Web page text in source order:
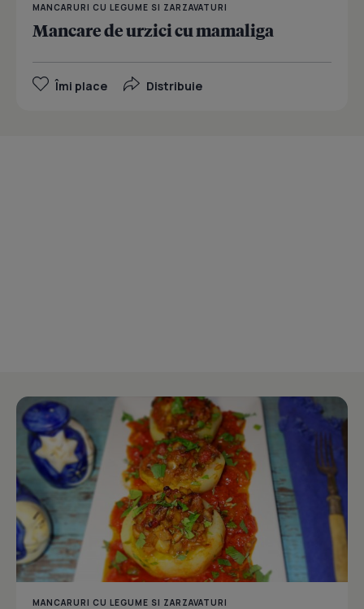
MANCARURI CU LEGUME SI ZARZAVATURI
Mancare de urzici cu mamaliga
Îmi place Distribuie
MANCARURI CU LEGUME SI ZARZAVATURI